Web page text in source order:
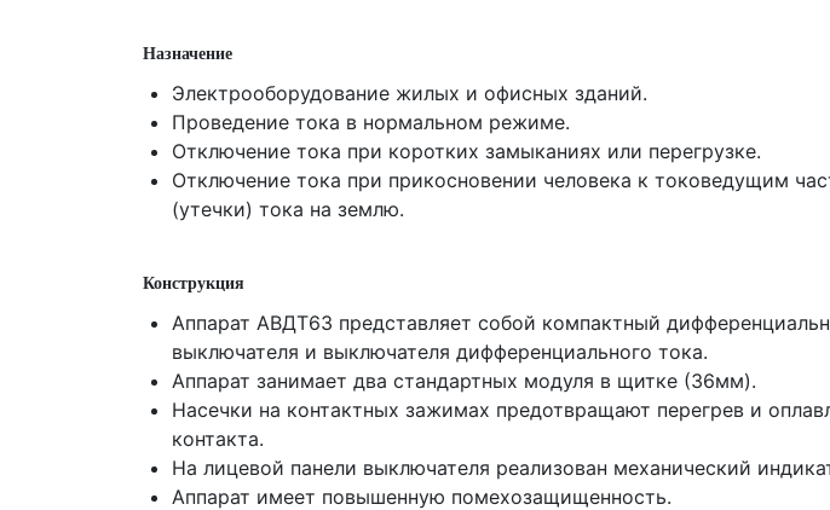
Назначение
Электрооборудование жилых и офисных зданий.
Проведение тока в нормальном режиме.
Отключение тока при коротких замыканиях или перегрузке.
Отключение тока при прикосновении человека к токоведущим
(утечки) тока на землю.
Конструкция
Аппарат АВДТ63 представляет собой компактный
выключателя и выключателя дифференциального тока.
Аппарат занимает два стандартных модуля в щитке (36мм).
Насечки на контактных зажимах предотвращают перегрев и
контакта.
На лицевой панели выключателя реализован механический
Аппарат имеет повышенную помехозащищенность.